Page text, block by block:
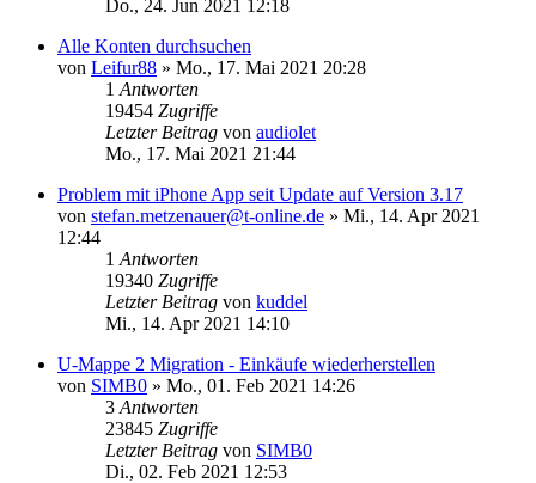
Do., 24. Jun 2021 12:18
Alle Konten durchsuchen
von Leifur88 » Mo., 17. Mai 2021 20:28
1 Antworten
19454 Zugriffe
Letzter Beitrag von audiolet
Mo., 17. Mai 2021 21:44
Problem mit iPhone App seit Update auf Version 3.17
von stefan.metzenauer@t-online.de » Mi., 14. Apr 2021
12:44
1 Antworten
19340 Zugriffe
Letzter Beitrag von kuddel
Mi., 14. Apr 2021 14:10
U-Mappe 2 Migration - Einkäufe wiederherstellen
von SIMB0 » Mo., 01. Feb 2021 14:26
3 Antworten
23845 Zugriffe
Letzter Beitrag von SIMB0
Di., 02. Feb 2021 12:53